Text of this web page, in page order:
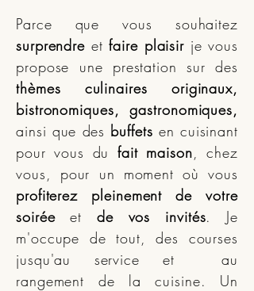
Parce que vous souhaitez
surprendre etfaire plaisir je vous
propose une prestation sur des
thèmes culinaires originaux,
bistronomiques, gastronomiques,
ainsi que des buffets en cuisinant
pour vous dufait maison, chez
vous, pour un moment où vous
profiterez pleinement de votre
soiréeet de vos invités. Je
m'occupe de tout, des courses
jusqu'au service et au
rangement de la cuisine. Un